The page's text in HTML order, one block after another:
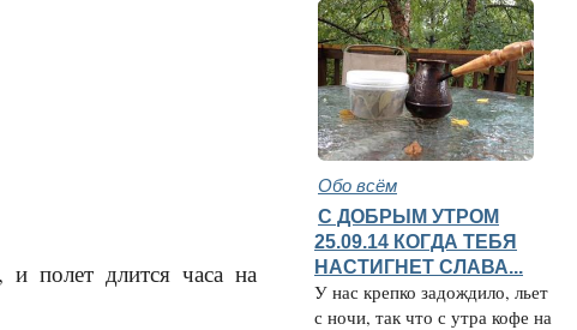
полет длится часа на
Обо всём
С ДОБРЫМ УТРОМ
25.09.14 КОГДА ТЕБЯ
НАСТИГНЕТ СЛАВА...
У нас крепко задождило, льет
с ночи, так что с утра кофе на